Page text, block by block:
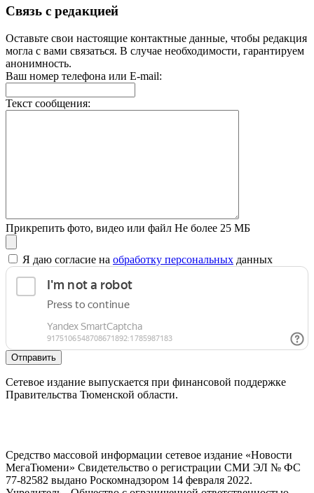
Связь с редакцией
Оставьте свои настоящие контактные данные, чтобы редакция
могла с вами связаться. В случае необходимости, гарантируем
анонимность.
Ваш номер телефона или E-mail:
Текст сообщения:
Прикрепить фото, видео или файл Не более 25 МБ
Я даю согласие на обработку персональных данных
Отправить
Сетевое издание выпускается при финансовой поддержке
Правительства Тюменской области.
Средство массовой информации сетевое издание «Новости
МегаТюмени» Свидетельство о регистрации СМИ ЭЛ № ФС
77-82582 выдано Роскомнадзором 14 февраля 2022.